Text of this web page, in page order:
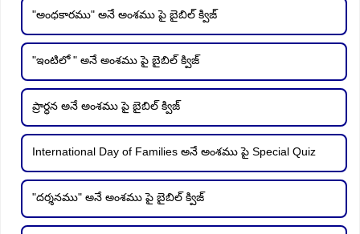
"అంధకారము" అనే అంశము పై బైబిల్ క్విజ్
"ఇంటిలో " అనే అంశము పై బైబిల్ క్విజ్
ప్రార్ధన అనే అంశము పై బైబిల్ క్విజ్
International Day of Families అనే అంశము పై Special Quiz
"దర్శనము" అనే అంశము పై బైబిల్ క్విజ్